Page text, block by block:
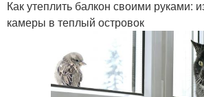
Как утеплить балкон своими руками:
камеры в теплый островок